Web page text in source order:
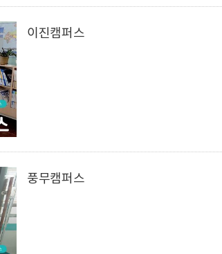
이진캠퍼스
풍무캠퍼스